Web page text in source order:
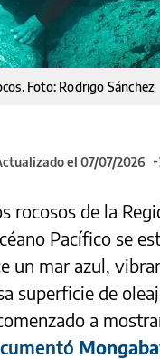
Foto: Rodrigo Sánchez
el 07/07/2026
rocosos de la
Pacífico se
un mar azul,
superficie de
a